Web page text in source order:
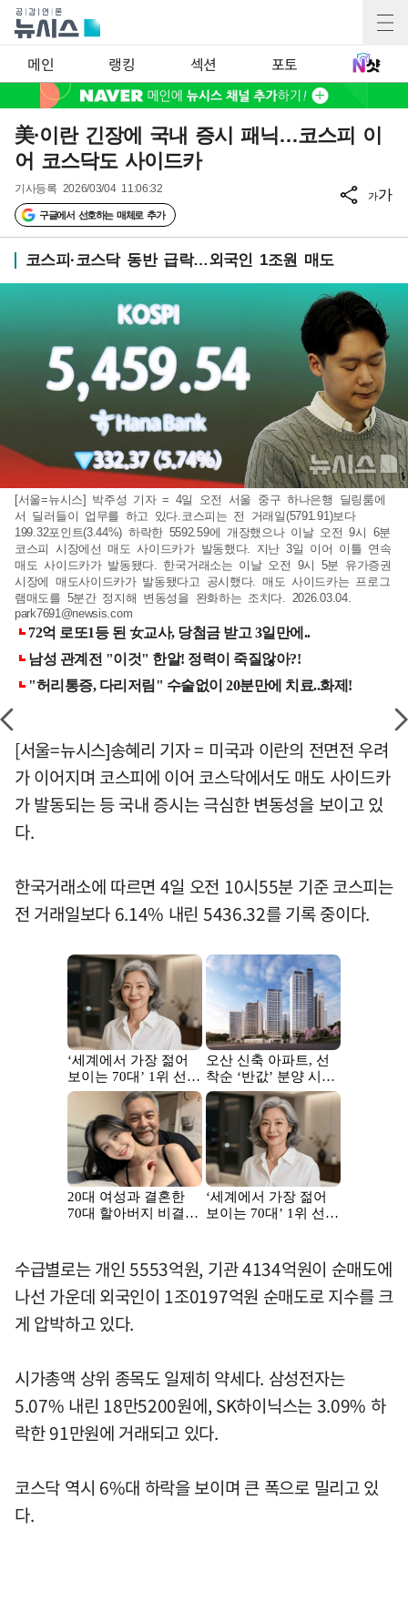
메인 랭킹 섹션 포토
美·이란 긴장에 국내 증시 패닉…코스피 이
어 코스닥도 사이드카
기사등록 2026/03/04 11:06:32
구글에서 선호하는 매체로 추가
가가
코스피·코스닥 동반 급락…외국인 1조원 매도
[서울=뉴시스] 박주성 기자 = 4일 오전 서울 중구 하나은행 딜링룸에
서 딜러들이 업무를 하고 있다.코스피는 전 거래일(5791.91)보다
199.32포인트(3.44%) 하락한 5592.59에 개장했으나 이날 오전 9시 6분
코스피 시장에선 매도 사이드카가 발동했다. 지난 3일 이어 이틀 연속
매도 사이드카가 발동됐다. 한국거래소는 이날 오전 9시 5분 유가증권
시장에 매도사이드카가 발동됐다고 공시했다. 매도 사이드카는 프로그
램매도를 5분간 정지해 변동성을 완화하는 조치다. 2026.03.04.
park7691@newsis.com
[서울=뉴시스]송혜리 기자 = 미국과 이란의 전면전 우려
가 이어지며 코스피에 이어 코스닥에서도 매도 사이드카
가 발동되는 등 국내 증시는 극심한 변동성을 보이고 있
다.
한국거래소에 따르면 4일 오전 10시55분 기준 코스피는
전 거래일보다 6.14% 내린 5436.32를 기록 중이다.
수급별로는 개인 5553억원, 기관 4134억원이 순매도에
나선 가운데 외국인이 1조0197억원 순매도로 지수를 크
게 압박하고 있다.
시가총액 상위 종목도 일제히 약세다. 삼성전자는
5.07% 내린 18만5200원에, SK하이닉스는 3.09% 하
락한 91만원에 거래되고 있다.
코스닥 역시 6%대 하락을 보이며 큰 폭으로 밀리고 있
다.